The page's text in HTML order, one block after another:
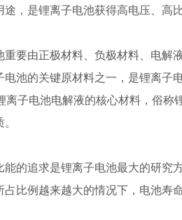
途，是锂离子电池获得高电压、高
重要由正极材料、负极材料、电解
电池的关键原材料之一，是锂离子
离子电池电解液的核心材料，俗称
能的追求是锂离子电池最大的研究
占比例越来越大的情况下，电池寿